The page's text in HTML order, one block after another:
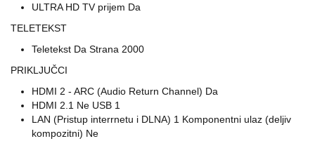
ULTRA HD TV prijem Da
TELETEKST
Teletekst Da Strana 2000
PRIKLJUČCI
HDMI 2 - ARC (Audio Return Channel) Da
HDMI 2.1 Ne USB 1
LAN (Pristup interrnetu i DLNA) 1 Komponentni ulaz (deljiv
kompozitni) Ne